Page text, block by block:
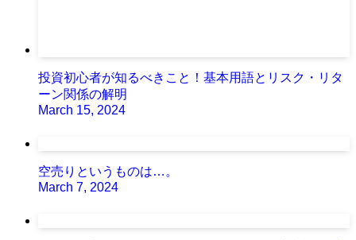
投資初心者が知るべきこと！基本用語とリスク・リタ
ーン関係の解明
March 15, 2024
空売りというものは…。
March 7, 2024